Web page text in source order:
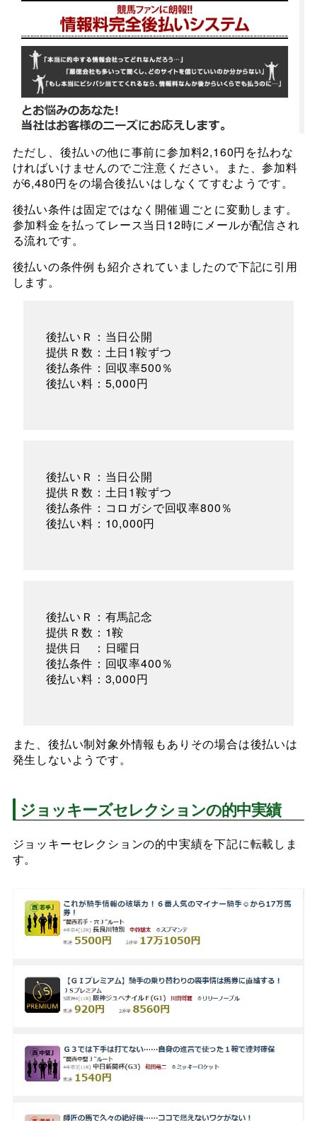
ただし、後払いの他に事前に参加料2,160円を払わな
ければいけませんのでご注意ください。また、参加料
が6,480円をの場合後払いはしなくてすむようです。
後払い条件は固定ではなく開催週ごとに変動します。
参加料金を払ってレース当日12時にメールが配信され
る流れです。
後払いの条件例も紹介されていましたので下記に引用
します。
後払いＲ：当日公開
提供Ｒ数：土日1鞍ずつ
後払条件：回収率500％
後払い料：5,000円
後払いＲ：当日公開
提供Ｒ数：土日1鞍ずつ
後払条件：コロガシで回収率800％
後払い料：10,000円
後払いＲ：有馬記念
提供Ｒ数：1鞍
提供日 ：日曜日
後払条件：回収率400％
後払い料：3,000円
また、後払い制対象外情報もありその場合は後払いは
発生しないようです。
ジョッキーズセレクションの的中実績
ジョッキーセレクションの的中実績を下記に転載しま
す。